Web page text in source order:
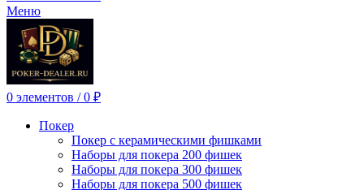
Меню
0 элементов / 0 ₽
Покер
Покер с керамическими фишками
Наборы для покера 200 фишек
Наборы для покера 300 фишек
Наборы для покера 500 фишек